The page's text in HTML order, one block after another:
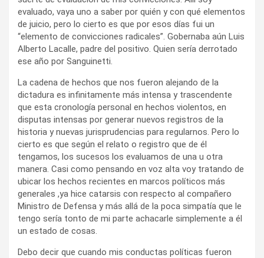
evaluado, vaya uno a saber por quién y con qué elementos
de juicio, pero lo cierto es que por esos días fui un
“elemento de convicciones radicales”. Gobernaba aún Luis
Alberto Lacalle, padre del positivo. Quien sería derrotado
ese año por Sanguinetti.
La cadena de hechos que nos fueron alejando de la
dictadura es infinitamente más intensa y trascendente
que esta cronología personal en hechos violentos, en
disputas intensas por generar nuevos registros de la
historia y nuevas jurisprudencias para regularnos. Pero lo
cierto es que según el relato o registro que de él
tengamos, los sucesos los evaluamos de una u otra
manera. Casi como pensando en voz alta voy tratando de
ubicar los hechos recientes en marcos políticos más
generales ,ya hice catarsis con respecto al compañero
Ministro de Defensa y más allá de la poca simpatía que le
tengo sería tonto de mi parte achacarle simplemente a él
un estado de cosas.
Debo decir que cuando mis conductas políticas fueron